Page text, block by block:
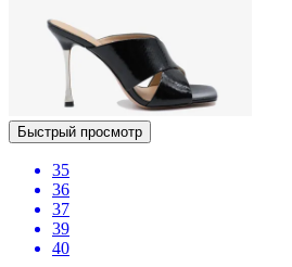
Быстрый просмотр
35
36
37
39
40